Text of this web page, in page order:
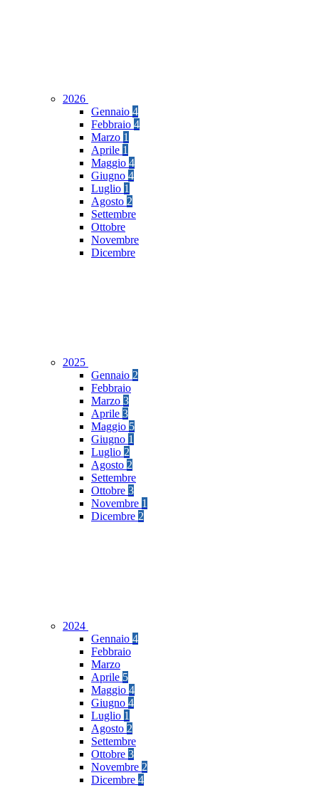
2026
Gennaio 4
Febbraio 4
Marzo 1
Aprile 1
Maggio 4
Giugno 4
Luglio 1
Agosto 2
Settembre
Ottobre
Novembre
Dicembre
2025
Gennaio 2
Febbraio
Marzo 3
Aprile 3
Maggio 5
Giugno 1
Luglio 2
Agosto 2
Settembre
Ottobre 3
Novembre 1
Dicembre 2
2024
Gennaio 4
Febbraio
Marzo
Aprile 5
Maggio 4
Giugno 4
Luglio 1
Agosto 2
Settembre
Ottobre 3
Novembre 2
Dicembre 4